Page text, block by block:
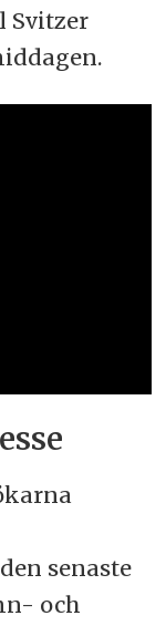
Svitzer
senaste
och